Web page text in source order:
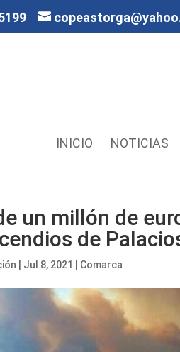
INICIO NOTICIAS
un millón de
de
Jul 8, 2021 Comarca